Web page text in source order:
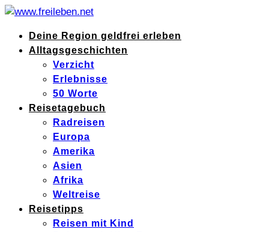
Deine Region geldfrei erleben
Alltagsgeschichten
Verzicht
Erlebnisse
50 Worte
Reisetagebuch
Radreisen
Europa
Amerika
Asien
Afrika
Weltreise
Reisetipps
Reisen mit Kind